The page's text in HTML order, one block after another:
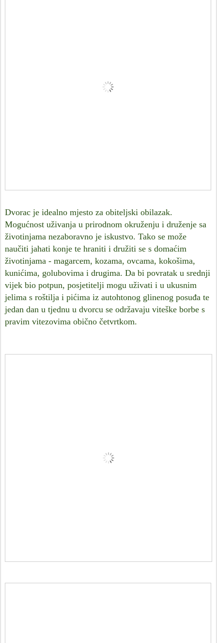
Dvorac je idealno mjesto za obiteljski obilazak.
Mogućnost uživanja u prirodnom okruženju i druženje sa
životinjama nezaboravno je iskustvo. Tako se može
naučiti jahati konje te hraniti i družiti se s domaćim
životinjama - magarcem, kozama, ovcama, kokošima,
kunićima, golubovima i drugima. Da bi povratak u srednji
vijek bio potpun, posjetitelji mogu uživati i u ukusnim
jelima s roštilja i pićima iz autohtonog glinenog posuđa te
jedan dan u tjednu u dvorcu se održavaju viteške borbe s
pravim vitezovima obično četvrtkom.